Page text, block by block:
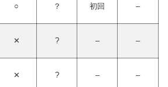
○ ？ 初回 –
✕ ? – –
✕ ? – –